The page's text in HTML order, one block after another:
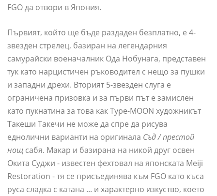
FGO да отвори в Япония.
Първият, който ще бъде раздаден безплатно, е 4-
звезден стрелец, базиран на легендарния
самурайски военачалник Ода Нобунага, представен
тук като нарцистичен ръководител с нещо за пушки
и западни дрехи. Вторият 5-звезден слуга е
ограничена призовка и за първи път е замислен
като пукнатина за това как Type-MOON художникът
Такеши Такечи не може да спре да рисува
еднолични варианти на оригинала Съд / престой
нощ сабя. Макар и базирана на никой друг освен
Окита Суджи - известен фехтовал на японската Meiji
Restoration - тя се присъединява към FGO като къса
руса сладка с катана ... и характерно изкуство, което